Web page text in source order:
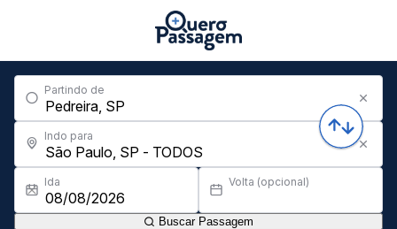
Partindo de
Indo para
Ida Volta (opcional)
Buscar Passagem